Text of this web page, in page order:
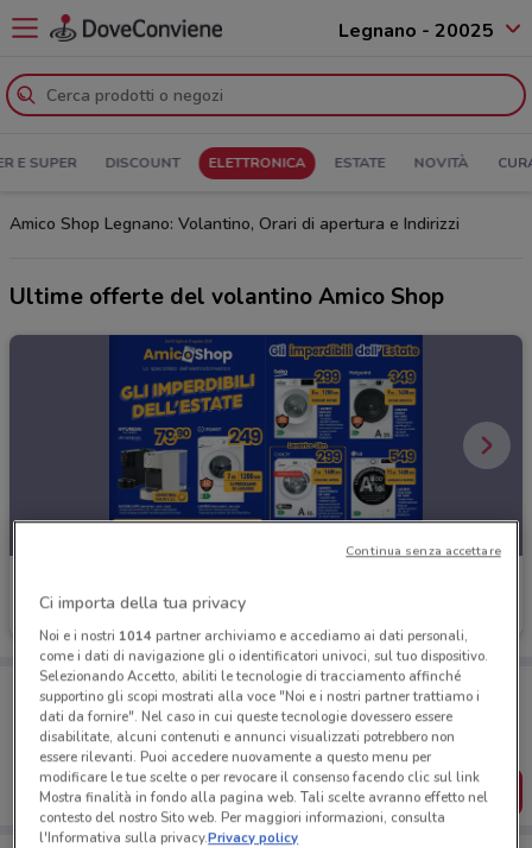
Legnano - 20025
E SUPER DISCOUNT ELETTRONICA ESTATE NOVITÀ
Amico Shop Legnano: Volantino, Orari di apertura e Indirizzi
Ultime offerte del volantino Amico Shop
Scade il 31/08
Porta DoveConviene sempre con te!
Puoi trovare le migliori offerte dei negozi vicino a te,
salvarle e creare la tua lista del risparmio, comodamente
dal tuo cellulare.
SCARICA L’APP
Ci importa della tua privacy
Noi e i nostri 1014partner archiviamo e accediamo ai dati personali,
come i dati di navigazione gli o identificatori univoci, sul tuo dispositivo.
Selezionando Accetto, abiliti le tecnologie di tracciamento affinché
supportino gli scopi mostrati alla voce "Noi e i nostri partner trattiamo i
dati da fornire". Nel caso in cui queste tecnologie dovessero essere
disabilitate, alcuni contenuti e annunci visualizzati potrebbero non
essere rilevanti. Puoi accedere nuovamente a questo menu per
modificare le tue scelte o per revocare il consenso facendo clic sul link
Mostra finalità in fondo alla pagina web. Tali scelte avranno effetto nel
contesto del nostro Sito web. Per maggiori informazioni, consulta
l'Informativa sulla privacy.Privacy policy
Continua senza accettare